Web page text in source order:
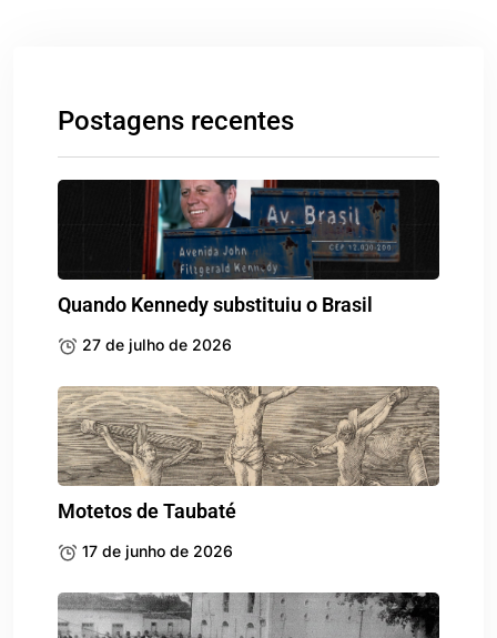
Postagens recentes
Quando Kennedy substituiu o Brasil
27 de julho de 2026
Motetos de Taubaté
17 de junho de 2026